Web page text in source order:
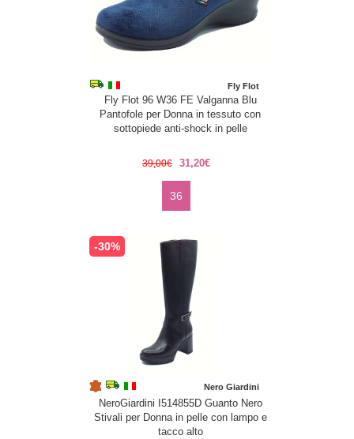
Fly Flot
Fly Flot 96 W36 FE Valganna Blu
Pantofole per Donna in tessuto con
sottopiede anti-shock in pelle
39,00€ 31,20€
36
-30%
Nero Giardini
NeroGiardini I514855D Guanto Nero
Stivali per Donna in pelle con lampo e
tacco alto